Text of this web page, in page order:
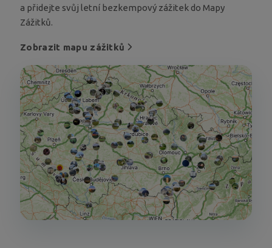
a přidejte svůj letní bezkempový zážitek do Mapy
Zážitků.
Zobrazit mapu zážitků